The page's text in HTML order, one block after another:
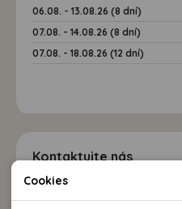
06.08. - 13.08.26 (8 dní)
07.08. - 14.08.26 (8 dní)
07.08. - 18.08.26 (12 dní)
Kontaktujte nás
EMMA Agency spol. s r.o.
Cookies